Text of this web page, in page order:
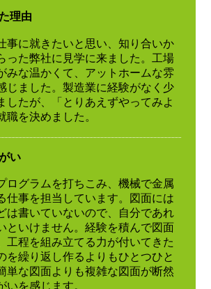
理由
事に就きたいと思い、知り合いか
った弊社に見学に来ました。工場
みな温かくて、アットホームな雰
じました。製造業に経験がなく少
したが、「とりあえずやってみよ
職を決めました。
い
ログラムを打ちこみ、機械で金属
仕事を担当しています。図面には
は書いていないので、自分であれ
といけません。経験を積んで図面
工程を組み立てる力が付いてきた
を繰り返し作るよりもひとつひと
単な図面よりも複雑な図面が断然
いを感じます。